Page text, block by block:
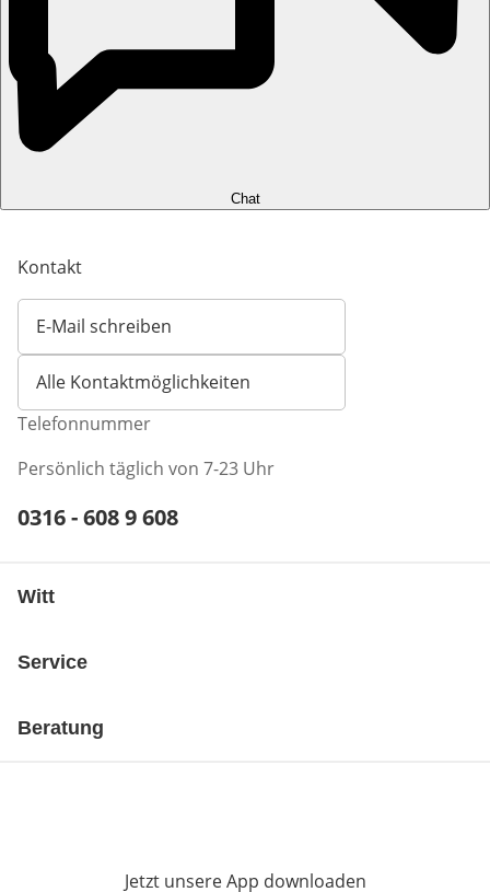
Chat
Kontakt
E-Mail schreiben
Öffnet E-Mail-Client
Alle Kontaktmöglichkeiten
Telefonnummer
Persönlich täglich von 7-23 Uhr
Telefonnummer:
0316 - 608 9 608
Witt
Service
Beratung
Jetzt unsere App downloaden